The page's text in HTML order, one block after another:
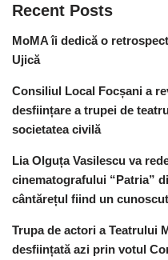
Recent Posts
MoMA îi dedică o
Ujică
Consiliul Local Focșani a
desființare a trupei de
societatea civilă
Lia Olguța Vasilescu va
cinematografului “Patria”
cântărețul fiind un
Trupa de actori a Teatrului
desființată azi prin votul